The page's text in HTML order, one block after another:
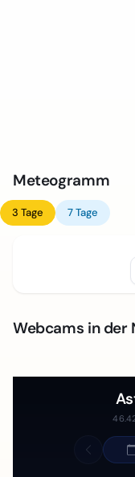
Meteogramm
3 Tage 7 Tage
Webcams in der